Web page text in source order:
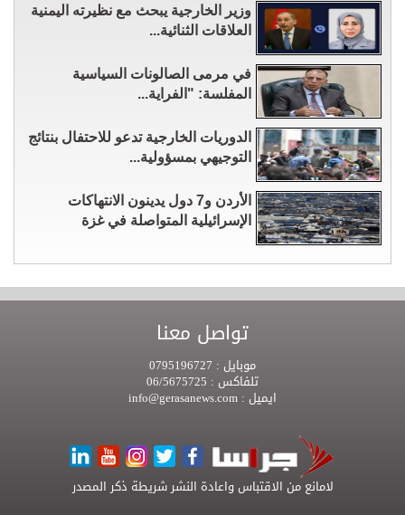
وزير الخارجية يبحث مع نظيرته اليمنية
العلاقات الثنائية...
في مرمى الصالونات السياسية
المفلسة: "الفراية...
الدوريات الخارجية تدعو للاحتفال بنتائج
التوجيهي بمسؤولية...
الأردن و7 دول يدينون الانتهاكات
الإسرائيلية المتواصلة في غزة
تواصل معنا
موبايل :
تلفاكس :
ايميل :
لامانع من الاقتباس واعادة النشر شريطة ذكر المصدر